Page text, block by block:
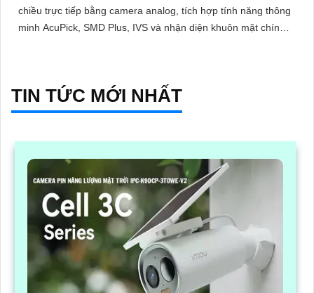
chiều trực tiếp bằng camera analog, tích hợp tính năng thông
minh AcuPick, SMD Plus, IVS và nhận diện khuôn mặt chính
TIN TỨC MỚI NHẤT